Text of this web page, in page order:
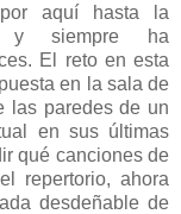
aquí hasta la
y siempre ha
El reto en esta
en la sala de
las paredes de un
en sus últimas
qué canciones de
repertorio, ahora
desdeñable de